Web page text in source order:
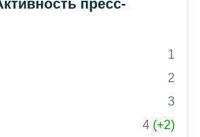
пресс-
1
2
3
4 (+2)